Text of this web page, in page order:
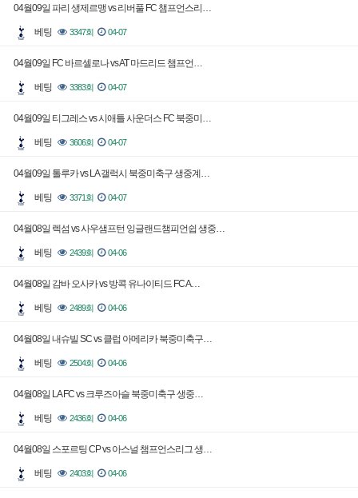
04월09일 파리 생제르맹 vs 리버풀 FC 챔프언스리…
베팅 3347회 04-07
04월09일 FC 바르셀로나 vs AT 마드리드 챔프언…
베팅 3383회 04-07
04월09일 티그레스 vs 시애틀 사운더스 FC 북중미…
베팅 3606회 04-07
04월09일 톨루카 vs LA 갤럭시 북중미축구 생중계…
베팅 3371회 04-07
04월08일 렉섬 vs 사우샘프턴 잉글랜드챔피언쉽 생중…
베팅 2439회 04-06
04월08일 감바 오사카 vs 방콕 유나이티드 FC A…
베팅 2489회 04-06
04월08일 내슈빌 SC vs 클럽 아메리카 북중미축구…
베팅 2504회 04-06
04월08일 LA FC vs 크루즈아슬 북중미축구 생중…
베팅 2436회 04-06
04월08일 스포르팅 CP vs 아스널 챔프언스리그 생…
베팅 2403회 04-06